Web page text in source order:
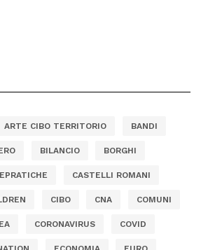
ARTE CIBO TERRITORIO BANDI
BILANCIO BORGHI
CASTELLI ROMANI
CIBO CNA COMUNI
CORONAVIRUS COVID